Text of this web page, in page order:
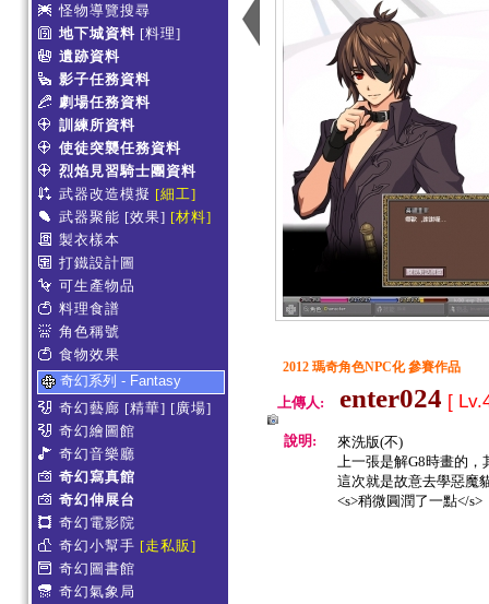
怪物導覽搜尋
地下城資料 [料理]
遺跡資料
影子任務資料
劇場任務資料
訓練所資料
使徒突襲任務資料
烈焰見習騎士團資料
武器改造模擬 [細工]
武器聚能 [效果] [材料]
製衣樣本
打鐵設計圖
可生產物品
料理食譜
角色稱號
食物效果
奇幻系列 - Fantasy
奇幻藝廊 [精華] [廣場]
奇幻繪圖館
奇幻音樂廳
奇幻寫真館
奇幻伸展台
奇幻電影院
奇幻小幫手 [走私販]
奇幻圖書館
奇幻氣象局
2012 瑪奇角色NPC化 參賽作品
上傳人: enter024 [
說明:
來洗版(不)
上一張是解G8時畫的
這次就是故意去學惡魔
<s>稍微圓潤了一點</s>